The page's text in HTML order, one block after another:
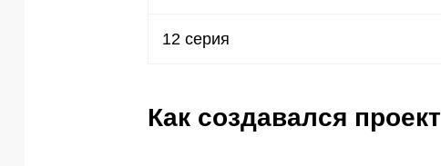
12 серия
Как создавался проект